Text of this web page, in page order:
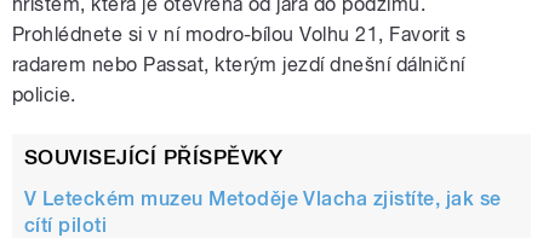
Prohlédnete si v ní modro-bílou Volhu 21, Favorit s
radarem nebo Passat, kterým jezdí dnešní dálniční
policie.
SOUVISEJÍCÍ PŘÍSPĚVKY
V Leteckém muzeu Metoděje Vlacha zjistíte, jak se
cítí piloti